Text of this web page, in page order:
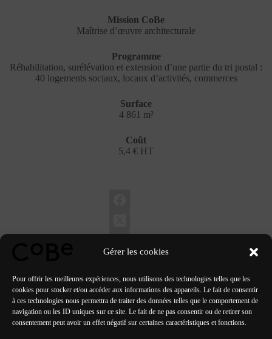
Gérer les cookies
Pour offrir les meilleures expériences, nous utilisons des technologies telles que les
cookies pour stocker et/ou accéder aux informations des appareils. Le fait de consentir
à ces technologies nous permettra de traiter des données telles que le comportement de
navigation ou les ID uniques sur ce site. Le fait de ne pas consentir ou de retirer son
consentement peut avoir un effet négatif sur certaines caractéristiques et fonctions.
Mission CoBe
Maîtrise d’œuvre architecturale
Programme
Réhabilitation, surélévation et extension d’une partie du tri postal :
40 logements sociaux, locaux d’activités, commerces
Surface
4 861 m²
Coût
5,4 € HT
PRÉCÉDENT SUIVANT